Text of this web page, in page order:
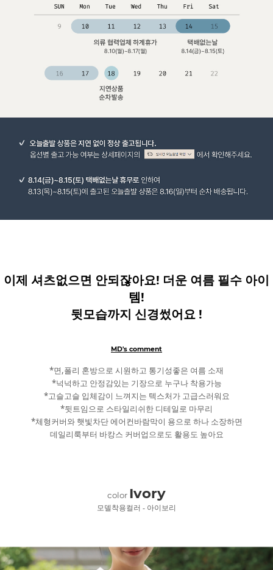
이제 셔츠없으면 안되잖아요! 더운 여름 필수 아이
템!
뒷모습까지 신경썼어요 !
MD's comment
*면,폴리 혼방으로 시원하고 통기성좋은 여름 소재
*넉넉하고 안정감있는 기장으로 누구나 착용가능
*고슬고슬 입체감이 느껴지는 텍스처가 고급스러워요
*뒷트임으로 스타일리쉬한 디테일로 마무리
*체형커버와 햇빛차단 에어컨바람막이 용으로 하나 소장하면
데일리룩부터 바캉스 커버업으로도 활용도 높아요
color Ivory
모델착용컬러 - 아이보리